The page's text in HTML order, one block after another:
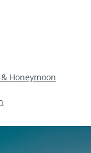
Honeymoon